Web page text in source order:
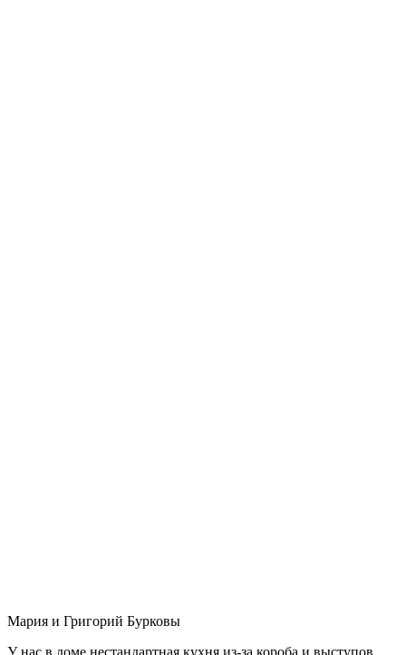
Мария и Григорий Бурковы
У нас в доме нестандартная кухня из-за короба и выступов,